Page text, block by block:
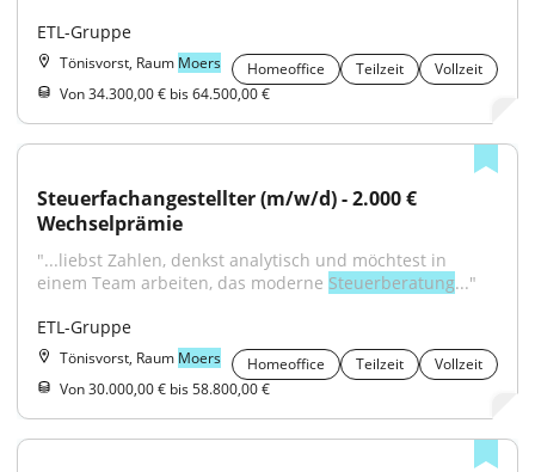
ETL-Gruppe
Tönisvorst, Raum Moers Homeoffice Teilzeit
Vollzeit
Von 34.300,00 € bis 64.500,00 €
Steuerfachangestellter (m/w/d) - 2.000 €
Wechselprämie
"...liebst Zahlen, denkst analytisch und möchtest in
einem Team arbeiten, das moderne Steuerberatung..."
ETL-Gruppe
Tönisvorst, Raum Moers Homeoffice Teilzeit
Vollzeit
Von 30.000,00 € bis 58.800,00 €